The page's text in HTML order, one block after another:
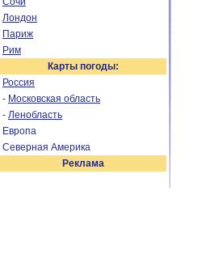
Лондон
Париж
Рим
Карты погоды:
Россия
- Московская область
- Ленобласть
Европа
Северная Америка
Реклама